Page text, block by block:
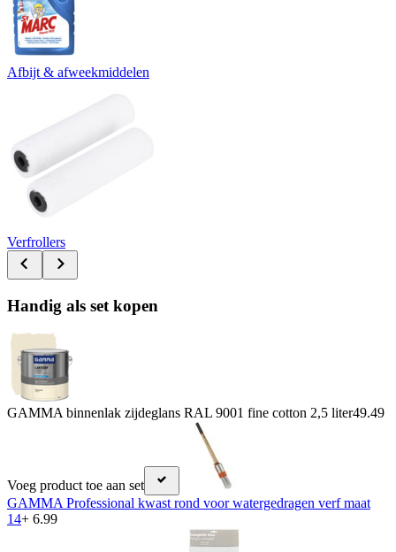
Afbijt & afweekmiddelen
Verfrollers
Handig als set kopen
GAMMA binnenlak zijdeglans RAL 9001 fine cotton 2,5 liter49.49
Voeg product toe aan set
GAMMA Professional kwast rond voor watergedragen verf maat
14+ 6.99